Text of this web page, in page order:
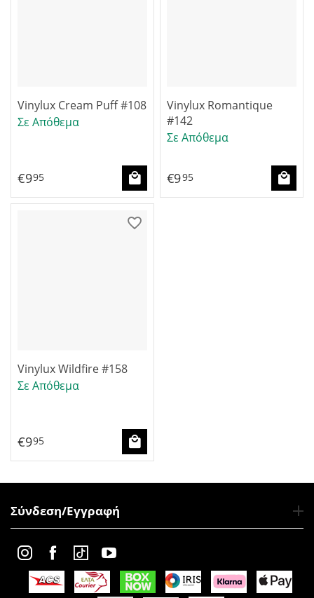
Vinylux Cream Puff #108
Σε Απόθεμα
€995
Vinylux Romantique
#142
Σε Απόθεμα
€995
Vinylux Wildfire #158
Σε Απόθεμα
€995
Σύνδεση/Εγγραφή